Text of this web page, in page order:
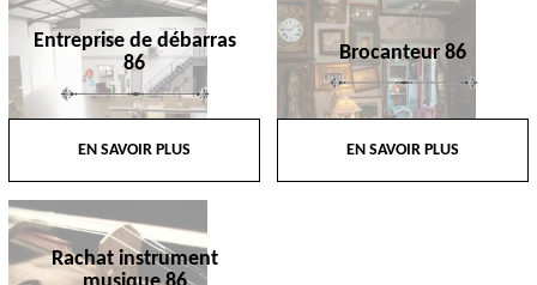
Entreprise de débarras
86
EN SAVOIR PLUS
Brocanteur 86
EN SAVOIR PLUS
Rachat instrument